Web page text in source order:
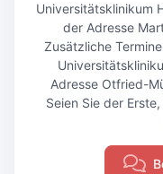
Universitätsklinikum
der Adresse
Zusätzliche
Adresse Otfried-
Seien Sie der